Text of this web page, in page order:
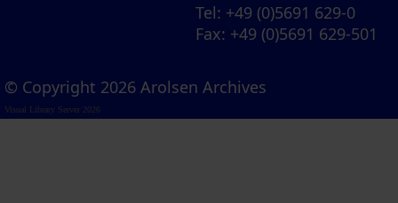
Tel: +49 (0)5691 629-0
Fax: +49 (0)5691 629-501
© Copyright 2026 Arolsen Archives
Visual Library Server 2026